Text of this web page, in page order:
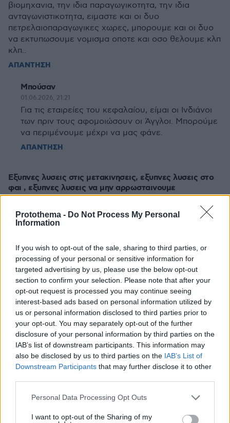
Protothema - Do Not Process My Personal
Information
If you wish to opt-out of the sale, sharing to third parties, or
processing of your personal or sensitive information for
targeted advertising by us, please use the below opt-out
section to confirm your selection. Please note that after your
opt-out request is processed you may continue seeing
interest-based ads based on personal information utilized by
us or personal information disclosed to third parties prior to
your opt-out. You may separately opt-out of the further
disclosure of your personal information by third parties on the
IAB’s list of downstream participants. This information may
also be disclosed by us to third parties on the IAB’s List of
Downstream Participants that may further disclose it to other
Please note that this website/app uses one or more Google
not limited to your visit or usage behaviour. You may click to
Personal Data Processing Opt Outs
I want to opt-out of the Sharing of my
βιομηχανια, την ιδια παραγωγικοτητα, την ιδια
ανταγωνιστικοτητα, ειμαστε και οι δυο
πετρελαιοπαραγωγικες χωρες, μπορουμε και οι δυο
να εκτυπωσουμε νομισμα οποτε και οσο θελουμε κλπ
κλπ..
ΑΠΑΝΤΗΣΗ
Μπούσαν
01.06.2026, 21:21
Για τις εταιρείες του κεφαλαίου, είμαι οι Ινδιάνοι
των πριν τους αφομοιώσουν οι Άγγλοι. Μπορούμε
να περιμένουμε μέχρι να μας φάνε.
ΑΠΑΝΤΗΣΗ
Εξυπνες λυσεις στις μετακινησεις, εξυπνες λυσεις στο
φαι , εξυπνες λυσεις να μην αρρωσταινουμε
Καμμια εξυπνη λυση για να απαλλαγουν απο αυτους
που τους ρουφουν το αιμα θα σκεφτουν ?
Προς πανασχετους
20.05.2026, 04:24
Ελλάδα: 98 οκτάνια. ΗΠΑ: 87 οκτάνια. Η καλύτερη
είναι στα 93 οκτάνια και είναι 30% πιο ακριβή. Μέσος
ορος ανα αυτοκίνητο το χρόνο: 4000 χιλιόμετρα στην
Ελλάδα, 30000 χιλιόμετρα στις ΗΠΑ. Μέσος όρος
κυβικών ανά αυτοκίνητο: 1800 στην Ελλάδα, 3000
στις ΗΠΑ. Η μέση οικογένεια στην Αμερική ξοδεύει
10.000 το χρόνο για βενζίνη. Καταλάβατε ή δεν σας
διαπερνάει τίποτα;
ΑΠΑΝΤΗΣΗ
20.05.2026, 04:40